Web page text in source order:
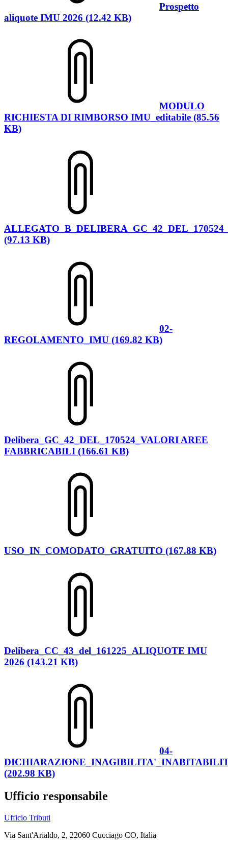
Prospetto
aliquote IMU 2026 (12.42 KB)
MODULO
RICHIESTA DI RIMBORSO IMU_editabile (85.56
KB)
(97.13 KB)
02-
REGOLAMENTO_IMU (169.82 KB)
Delibera_GC_42_DEL_170524_VALORI AREE
FABBRICABILI (166.61 KB)
USO_IN_COMODATO_GRATUITO (167.88 KB)
Delibera_CC_43_del_161225_ALIQUOTE IMU
2026 (143.21 KB)
04-
(202.98 KB)
Ufficio responsabile
Ufficio Tributi
Via Sant'Arialdo, 2, 22060 Cucciago CO, Italia